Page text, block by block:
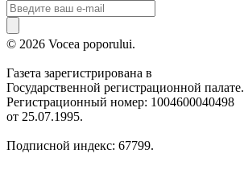
© 2026 Vocea poporului.
Газета зарегистрирована в
Государственной регистрационной палате.
Регистрационный номер: 1004600040498
от 25.07.1995.
Подписной индекс: 67799.